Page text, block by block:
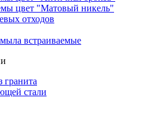
цвет "Матовый никель"
отходов
встраиваемые
стали